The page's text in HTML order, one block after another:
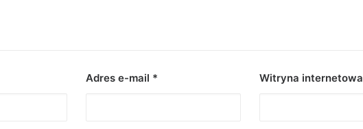
Adres e-mail * Witryna internetowa